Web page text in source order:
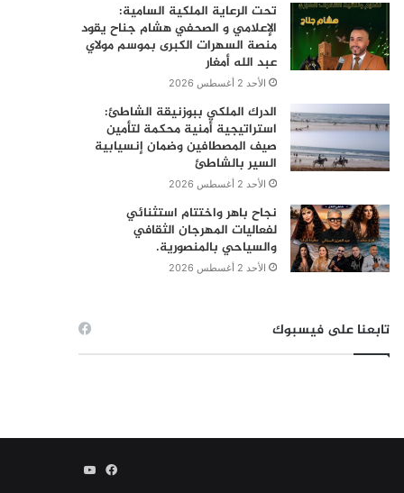
تحت الرعاية الملكية السامية:
الإعلامي و الصحفي هشام جناح يقود
منصة السهرات الكبرى بموسم مولاي
عبد الله أمغار
الأحد 2 أغسطس 2026
الدرك الملكي ببوزنيقة الشاطئ:
استراتيجية أمنية محكمة لتأمين
صيف المصطافين وضمان إنسيابية
السير بالشاطئ
الأحد 2 أغسطس 2026
نجاح باهر واختتام استثنائي
لفعاليات المهرجان الثقافي
والسياحي بالمنصورية.
الأحد 2 أغسطس 2026
تابعنا على فيسبوك
فيسبوكيوتيوب